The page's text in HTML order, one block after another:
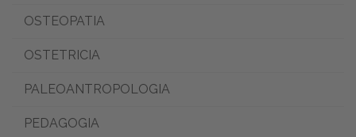
OSTEOPATIA
OSTETRICIA
PALEOANTROPOLOGIA
PEDAGOGIA